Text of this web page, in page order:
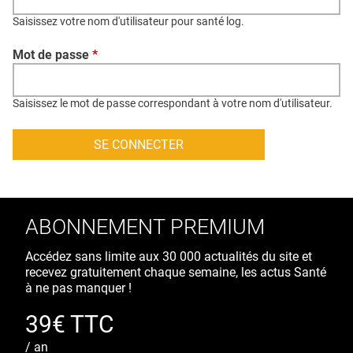
CONTACT
CRÉDITS
Saisissez votre nom d'utilisateur pour santé log.
Mot de passe *
Saisissez le mot de passe correspondant à votre nom d'utilisateur.
ABONNEMENT PREMIUM
Accédez sans limite aux 30 000 actualités du site et
recevez gratuitement chaque semaine, les actus Santé
à ne pas manquer !
39€ TTC
/ an